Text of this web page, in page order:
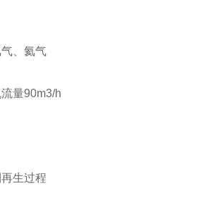
、氦气
量90m3/h
生过程